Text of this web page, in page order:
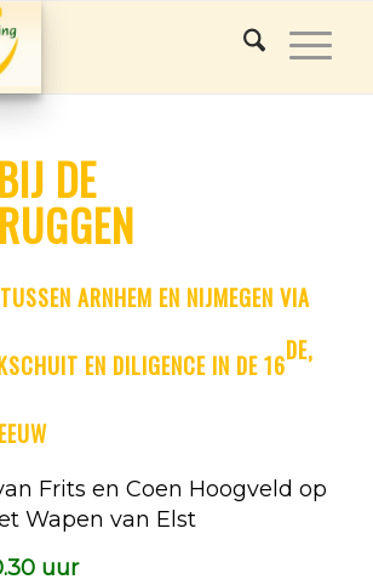
DE
ARNHEM EN NIJMEGEN VIA
EN DILIGENCE IN DE 16DE,
Frits en Coen Hoogveld op
Wapen van Elst
uur